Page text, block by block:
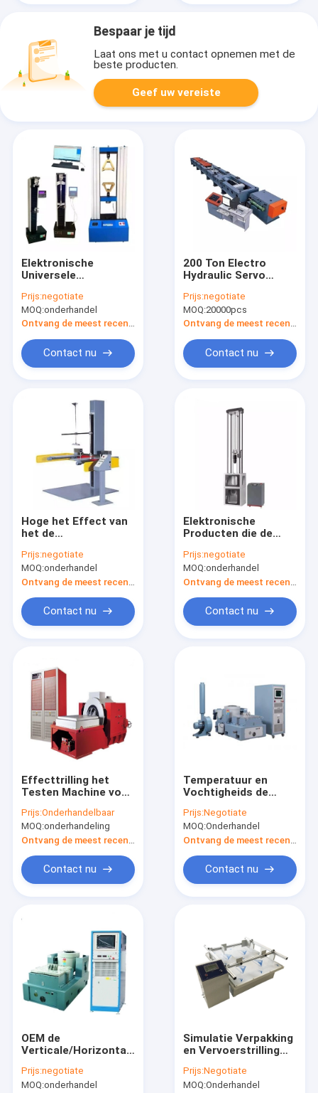
Huis
Producten
Ongeveer ons
Fabrieksreis
Kwaliteitscontrole
Nieuws
Trekbanken
Klimaatkamer
niet geweven stof
Stralingsmonitor
Bespaar je tijd
Laat ons met u contact opnemen met de
beste producten.
Geef uw vereiste
Elektronische
Universele
Laboratorium
Universele het
Materiële Testen
Prijs:negotiate
MOQ:onderhandel
Ontvang de meest recente Prijs
Contact nu
200 Ton Electro
Hydraulic Servo
Machine Aangepaste
OEM
Prijs:negotiate
MOQ:20000pcs
Ontvang de meest recente Prijs
Contact nu
Hoge het Effect van
het de
Nauwkeurigheidssensorball
het Testen Machine
AC380v 50hz
Prijs:negotiate
MOQ:onderhandel
Contact nu
Elektronische
Producten die de
220V 60/50Hz
verpakken van de
Dalingstest
Prijs:negotiate
MOQ:onderhandel
Contact nu
Effecttrilling het
Testen Machine voor
Prijs:Onderhandelbaar
MOQ:onderhandeling
Contact nu
Temperatuur en
Vochtigheids de
Klimaattest het
Testen Machine
Prijs:Negotiate
MOQ:Onderhandel
Contact nu
OEM de
Verticale/Horizontale
Lijstversterker van
de Trillingstest
Prijs:negotiate
MOQ:onderhandel
Simulatie Verpakking
en Vervoerstrilling
Proefbank van de
Machinetrilling
Prijs:Negotiate
MOQ:Onderhandel